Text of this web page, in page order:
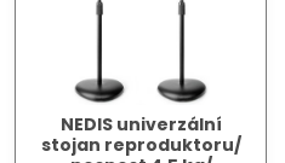
NEDIS univerzální
stojan reproduktoru/